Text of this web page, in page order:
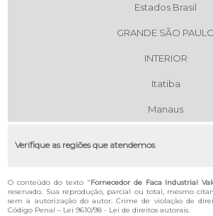
Estados Brasil
GRANDE SÃO
INTERIOR
Itatiba
Manaus
Verifique as regiões que atendemos
O conteúdo do texto "Fornecedor de Faca Industrial
reservado. Sua reprodução, parcial ou total, mesmo
sem a autorização do autor. Crime de violação de
Código Penal – Lei 9610/98 - Lei de direitos autorais.